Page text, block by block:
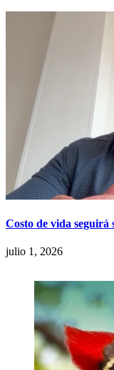
Costo de vida seguirá
julio 1, 2026